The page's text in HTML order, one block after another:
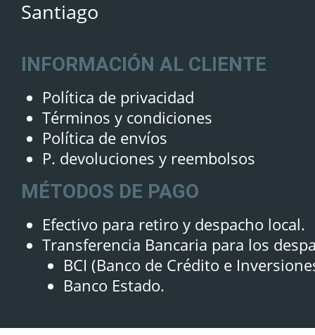
Santiago
INFORMACIÓN AL CLIENTE
Política de privacidad
Términos y condiciones
Política de envíos
P. devoluciones y reembolsos
MÉTODOS DE PAGO
Efectivo para retiro y despacho local.
Transferencia Bancaria para los
BCI (Banco de Crédito e
Banco Estado.